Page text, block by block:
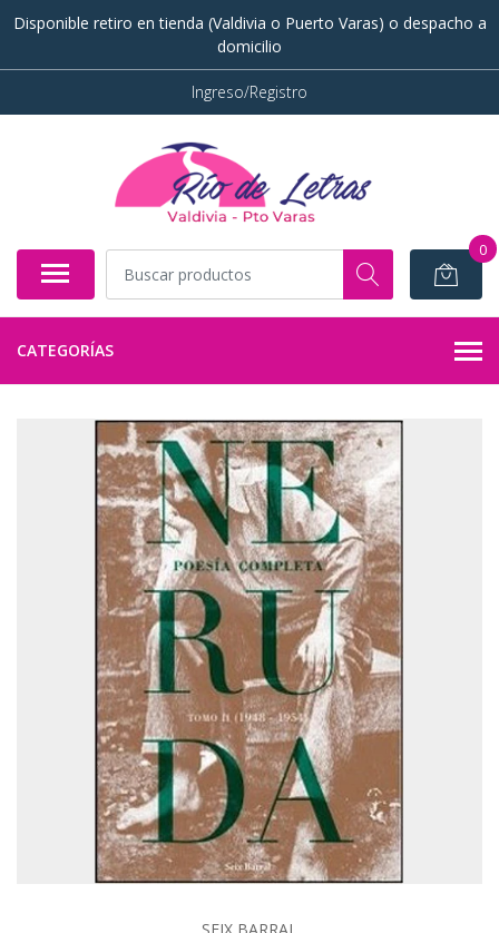
Disponible retiro en tienda (Valdivia o Puerto Varas) o despacho a
domicilio
Ingreso/Registro
0
CATEGORÍAS